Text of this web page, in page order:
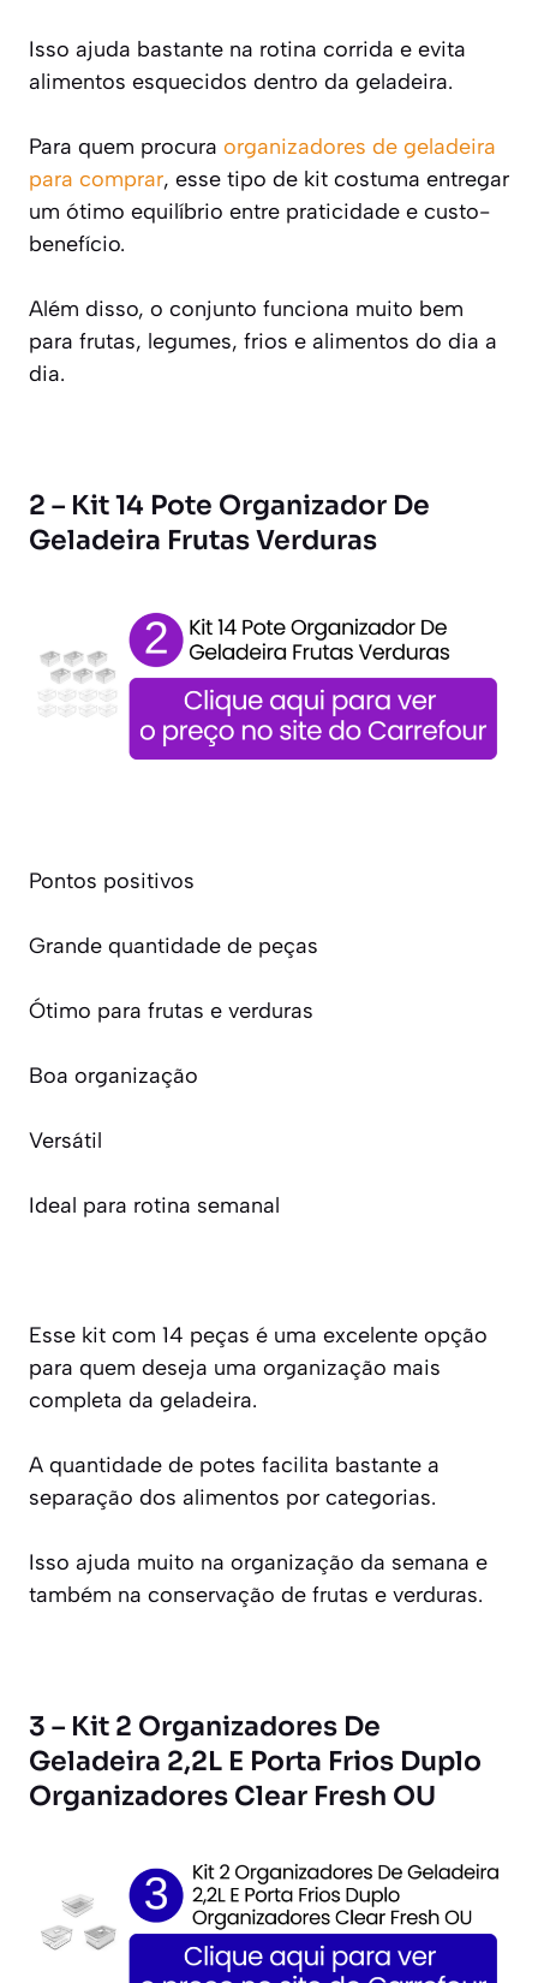
Isso ajuda bastante na rotina corrida e evita
alimentos esquecidos dentro da geladeira.
Para quem procura organizadores de geladeira
para comprar, esse tipo de kit costuma entregar
um ótimo equilíbrio entre praticidade e custo-
benefício.
Além disso, o conjunto funciona muito bem
para frutas, legumes, frios e alimentos do dia a
dia.
2 – Kit 14 Pote Organizador De
Geladeira Frutas Verduras
Pontos positivos
Grande quantidade de peças
Ótimo para frutas e verduras
Boa organização
Versátil
Ideal para rotina semanal
Esse kit com 14 peças é uma excelente opção
para quem deseja uma organização mais
completa da geladeira.
A quantidade de potes facilita bastante a
separação dos alimentos por categorias.
Isso ajuda muito na organização da semana e
também na conservação de frutas e verduras.
3 – Kit 2 Organizadores De
Geladeira 2,2L E Porta Frios Duplo
Organizadores Clear Fresh OU